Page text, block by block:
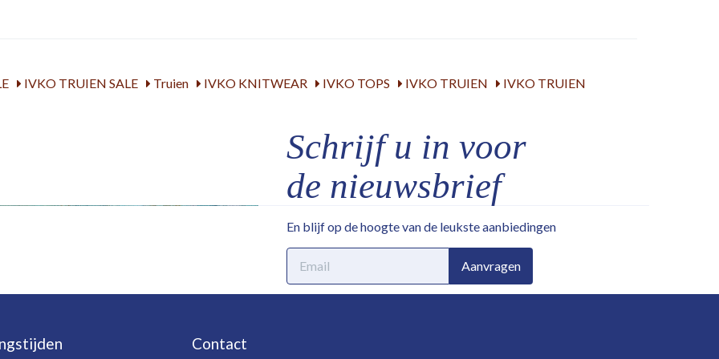
IVKO TRUIEN SALE Truien IVKO KNITWEAR IVKO TOPS IVKO TRUIEN IVKO TRUIEN
Schrijf u in voor
de nieuwsbrief
En blijf op de hoogte van de leukste aanbiedingen
E-
mailadres
Aanvragen
Contact